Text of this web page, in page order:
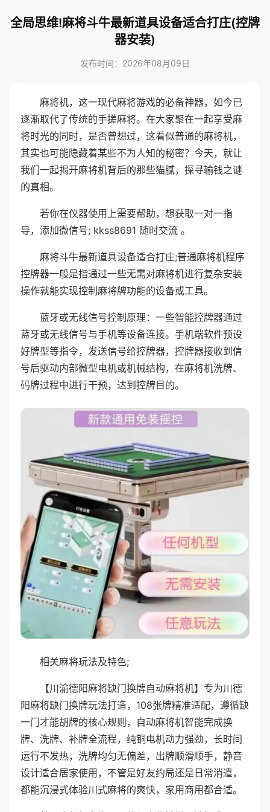
全局思维!麻将斗牛最新道具设备适合打庄(控牌
器安装)
发布时间：2026年08月09日
麻将机，这一现代麻将游戏的必备神器，如今已
逐渐取代了传统的手搓麻将。在大家聚在一起享受麻
将时光的同时，是否曾想过，这看似普通的麻将机，
其实也可能隐藏着某些不为人知的秘密？今天，就让
我们一起揭开麻将机背后的那些猫腻，探寻输钱之谜
的真相。
若你在仪器使用上需要帮助，想获取一对一指
导，添加微信号; kkss8691 随时交流 。
麻将斗牛最新道具设备适合打庄;普通麻将机程序
控牌器一般是指通过一些无需对麻将机进行复杂安装
操作就能实现控制麻将牌功能的设备或工具。
蓝牙或无线信号控制原理：一些智能控牌器通过
蓝牙或无线信号与手机等设备连接。手机端软件预设
好牌型等指令，发送信号给控牌器，控牌器接收到信
号后驱动内部微型电机或机械结构，在麻将机洗牌、
码牌过程中进行干预，达到控牌目的。
相关麻将玩法及特色;
【川渝德阳麻将缺门换牌自动麻将机】专为川德
阳麻将缺门换牌玩法打造，108张牌精准适配，遵循缺
一门才能胡牌的核心规则，自动麻将机智能完成换
牌、洗牌、补牌全流程，纯铜电机动力强劲，长时间
运行不发热，洗牌均匀无偏差，出牌顺滑顺手，静音
设计适合居家使用，不管是好友约局还是日常消遣，
都能沉浸式体验川式麻将的爽快，家用商用都合适。